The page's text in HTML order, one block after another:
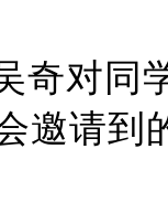
奇对同
邀请到